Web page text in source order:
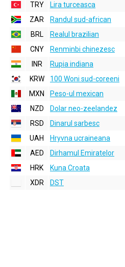
TRY
Lira turceasca
ZAR
Randul sud-african
BRL
Realul brazilian
CNY
Renminbi chinezesc
INR
Rupia indiana
KRW
100 Woni sud-coreeni
MXN
Peso-ul mexican
NZD
Dolar neo-zeelandez
RSD
Dinarul sarbesc
UAH
Hryvna ucraineana
AED
Dirhamul Emiratelor
HRK
Kuna Croata
XDR
DST